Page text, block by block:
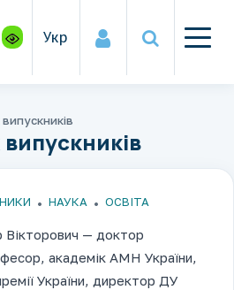
Укр
НАУКА ОСВІТА
— доктор
академік АМН України,
України, директор ДУ